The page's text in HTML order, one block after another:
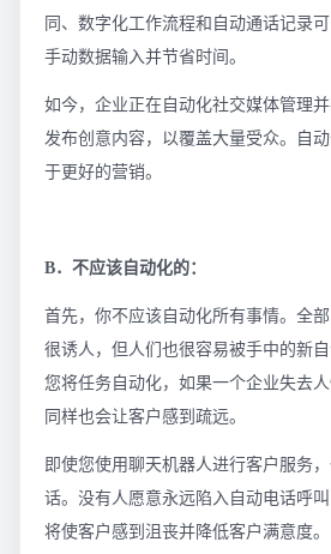
同、数字化工作流程和自动通话记录
手动数据输入并节省时间。
如今，企业正在自动化社交媒体管理
发布创意内容，以覆盖大量受众。自
于更好的营销。
B．不应该自动化的：
首先，你不应该自动化所有事情。全
很诱人，但人们也很容易被手中的新
您将任务自动化，如果一个企业失去人
同样也会让客户感到疏远。
即使您使用聊天机器人进行客户服务
话。没有人愿意永远陷入自动电话呼
将使客户感到沮丧并降低客户满意度。